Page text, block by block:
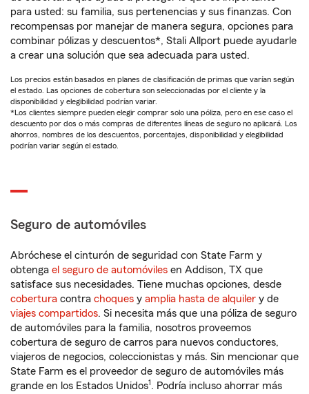
para usted: su familia, sus pertenencias y sus finanzas. Con
recompensas por manejar de manera segura, opciones para
combinar pólizas y descuentos*, Stali Allport puede ayudarle
a crear una solución que sea adecuada para usted.
Los precios están basados en planes de clasificación de primas que varían según
el estado. Las opciones de cobertura son seleccionadas por el cliente y la
disponibilidad y elegibilidad podrían variar.
*Los clientes siempre pueden elegir comprar solo una póliza, pero en ese caso el
descuento por dos o más compras de diferentes líneas de seguro no aplicará. Los
ahorros, nombres de los descuentos, porcentajes, disponibilidad y elegibilidad
podrían variar según el estado.
Seguro de automóviles
Abróchese el cinturón de seguridad con State Farm y
obtenga el seguro de automóviles en Addison, TX que
satisface sus necesidades. Tiene muchas opciones, desde
cobertura contra choques y amplia hasta de alquiler y de
viajes compartidos. Si necesita más que una póliza de seguro
de automóviles para la familia, nosotros proveemos
cobertura de seguro de carros para nuevos conductores,
viajeros de negocios, coleccionistas y más. Sin mencionar que
State Farm es el proveedor de seguro de automóviles más
grande en los Estados Unidos1. Podría incluso ahorrar más